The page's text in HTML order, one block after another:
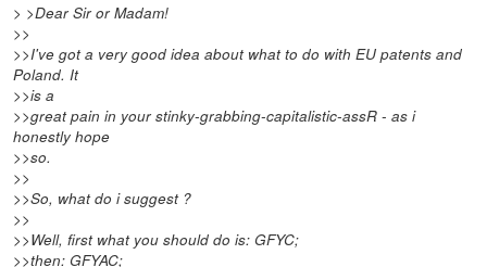
> >Dear Sir or Madam!
>>
>>I've got a very good idea about what to do with EU patents and
Poland. It
>>is a
>>great pain in your stinky-grabbing-capitalistic-assR - as i
honestly hope
>>so.
>>
>>So, what do i suggest ?
>>
>>Well, first what you should do is: GFYC;
>>then: GFYAC;